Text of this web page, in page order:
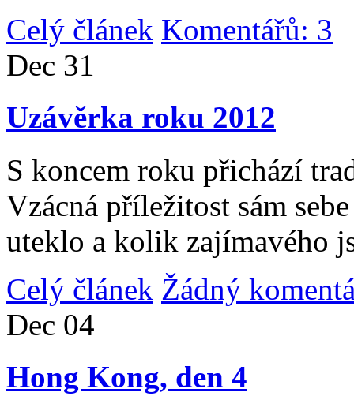
Celý článek Komentářů: 3
Dec 31
Uzávěrka roku 2012
S koncem roku přichází
Vzácná příležitost sám
uteklo a kolik zajímavého
Celý článek Žádný
Dec 04
Hong Kong, den 4